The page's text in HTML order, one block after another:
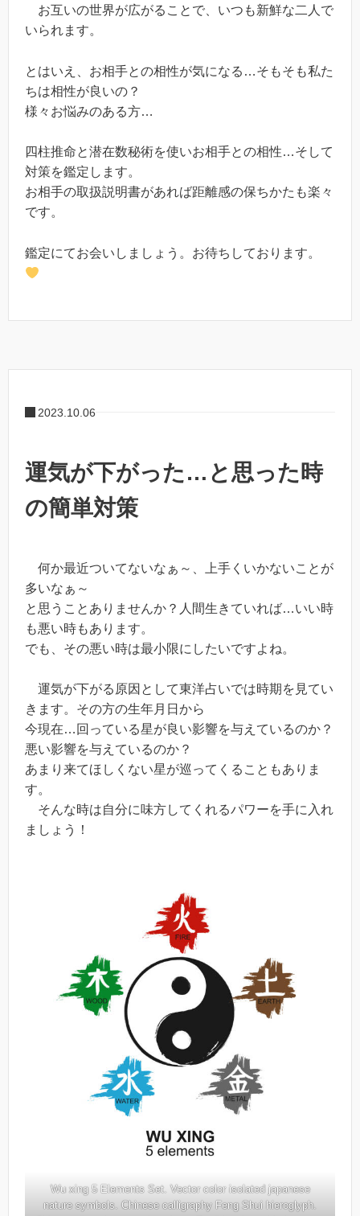
お互いの世界が広がることで、いつも新鮮な二人で
いられます。
とはいえ、お相手との相性が気になる…そもそも私た
ちは相性が良いの？
様々お悩みのある方…
四柱推命と潜在数秘術を使いお相手との相性…そして
対策を鑑定します。
お相手の取扱説明書があれば距離感の保ちかたも楽々
です。
鑑定にてお会いしましょう。お待ちしております。
2023.10.06
運気が下がった…と思った時
の簡単対策
何か最近ついてないなぁ～、上手くいかないことが
多いなぁ～
と思うことありませんか？人間生きていれば…いい時
も悪い時もあります。
でも、その悪い時は最小限にしたいですよね。
運気が下がる原因として東洋占いでは時期を見てい
きます。その方の生年月日から
今現在…回っている星が良い影響を与えているのか？
悪い影響を与えているのか？
あまり来てほしくない星が巡ってくることもありま
す。
そんな時は自分に味方してくれるパワーを手に入れ
ましょう！
Wu xing 5 Elements Set. Vector color isolated japanese
nature symbols. Chinese calligraphy Feng Shui hieroglyph.